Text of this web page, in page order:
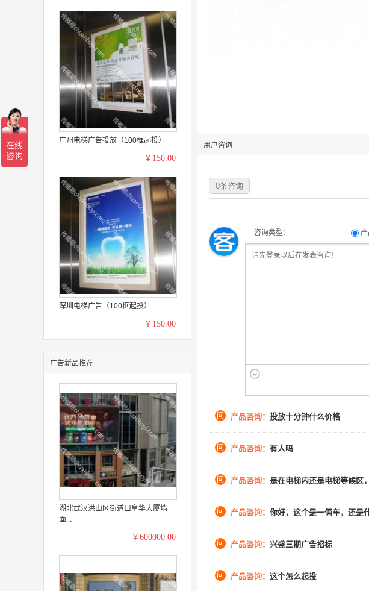
广州电梯广告投放（100框起投）
￥150.00
深圳电梯广告（100框起投）
￥150.00
广告新品推荐
湖北武汉洪山区街道口阜华大厦墙
面...
￥600000.00
用户咨询
0条咨询
咨询类型： 产
问 产品咨询： 投放十分钟什么价格
问 产品咨询： 有人吗
问 产品咨询： 是在电梯内还是电梯等候区
问 产品咨询： 你好，这个是一俩车，还是
问 产品咨询： 兴盛三期广告招标
问 产品咨询： 这个怎么起投